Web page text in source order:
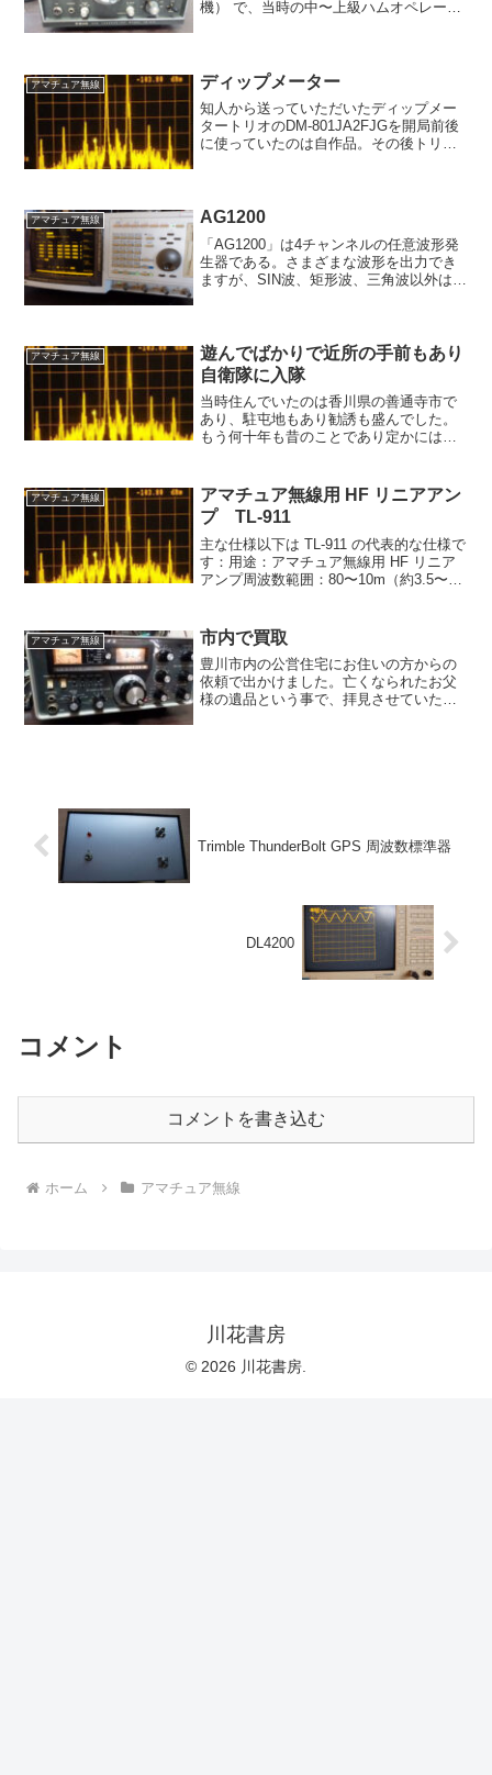
機） で、当時の中〜上級ハムオペレータ
HF...
アマチュア無線 ディップメーター
知人から送っていただいたディップメー
タートリオのDM-801JA2FJGを開局前後
に使っていたのは自作品。その後トリオ
の製品はニ...
アマチュア無線 AG1200
「AG1200」は4チャンネルの任意波形発
生器である。さまざまな波形を出力でき
ますが、SIN波、矩形波、三角波以外は使
みました。電...
アマチュア無線
遊んでばかりで近所の手前もあり
自衛隊に入隊
当時住んでいたのは香川県の善通寺市で
あり、駐屯地もあり勧誘も盛んでした。
もう何十年も昔のことであり定かには覚
たりしていましたので通信を希望しまし
た。結果職種は無線整備と...
アマチュア無線
アマチュア無線用 HF リニアアン
プ TL-911
主な仕様以下は TL-911 の代表的な仕様で
す：用途：アマチュア無線用 HF リニア
アンプ周波数範囲：80〜10m（約3.5〜
力）程度CW（電信モード...
アマチュア無線 市内で買取
豊川市内の公営住宅にお住いの方からの
依頼で出かけました。亡くなられたお父
様の遺品という事で、拝見させていただ
Trimble ThunderBolt GPS 周波数標準器
DL4200
コメント
コメントを書き込む
ホーム アマチュア無線
川花書房
© 2026 川花書房.